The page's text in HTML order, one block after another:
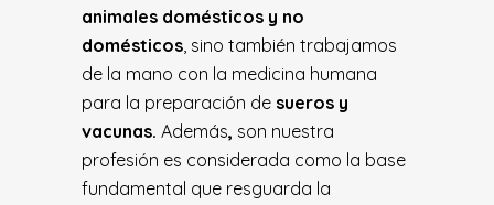
animales domésticos y no
domésticos, sino también trabajamos
de la mano con la medicina humana
para la preparación de sueros y
vacunas. Además, son nuestra
profesión es considerada como la base
fundamental que resguarda la